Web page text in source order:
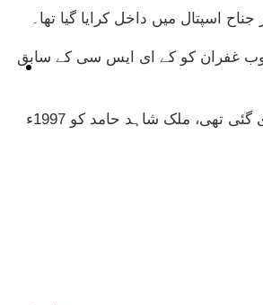
ٹیکنالوجی
غفران کو کے ای ایس سی کے سابق
رپورٹ کے مطابق عدالت نے ملزمان کو شک کا فائدہ دیتے ہوئے بے گناہ قرار دے دیا، مقدمے میں ایم کیو ایم کے کارکن صولت مرزا کو سزائے موت دے دی گئی تھی، ملک شاہد حامد کو 1997ء